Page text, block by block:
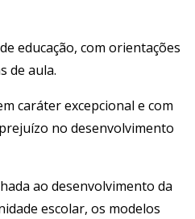
educação, com orientações
de aula.
caráter excepcional e com
no desenvolvimento
ao desenvolvimento da
escolar, os modelos